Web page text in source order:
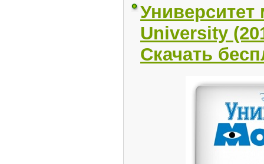
University
Скачать